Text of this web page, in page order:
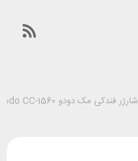
شارژر فندکی مک دودو Mcdodo CC-1560 توان 75 وات همراه با کابل جمع‌شو